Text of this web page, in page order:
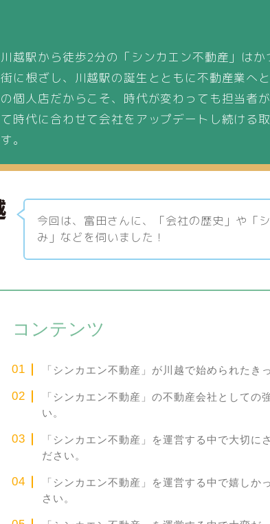
川越駅から徒歩2分の「シンカエン不動産」は
街に根ざし、川越駅の誕生とともに不動産業へ
の個人店だからこそ、時代が変わっても担当者
て時代に合わせて会社をアップデートし続ける
す。
今回は、富田さんに、「会社の歴史」や「
み」などを伺いました！
コンテンツ
「シンカエン不動産」が川越で始められたき
「シンカエン不動産」の不動産会社としての
い。
「シンカエン不動産」を運営する中で大切に
ださい。
「シンカエン不動産」を運営する中で嬉しか
さい。